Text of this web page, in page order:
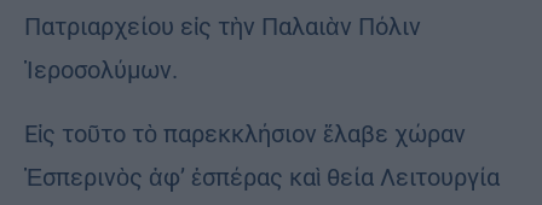
Πατριαρχείου εἰς τὴν Παλαιὰν Πόλιν
Ἱεροσολύμων.
Εἰς τοῦτο τὸ παρεκκλήσιον ἔλαβε χώραν
Ἑσπερινὸς ἀφ’ ἑσπέρας καὶ θεία Λειτουργία